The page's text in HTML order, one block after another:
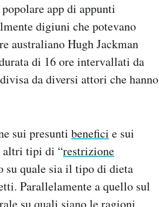
app di appunti
digiuni che potevano
australiano Hugh Jackman
di 16 ore intervallati da
da diversi attori che hanno
sui presunti benefici e sui
altri tipi di “restrizione
su quale sia il tipo di dieta
Parallelamente a quello sul